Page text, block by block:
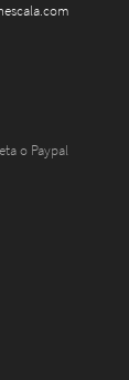
o Paypal